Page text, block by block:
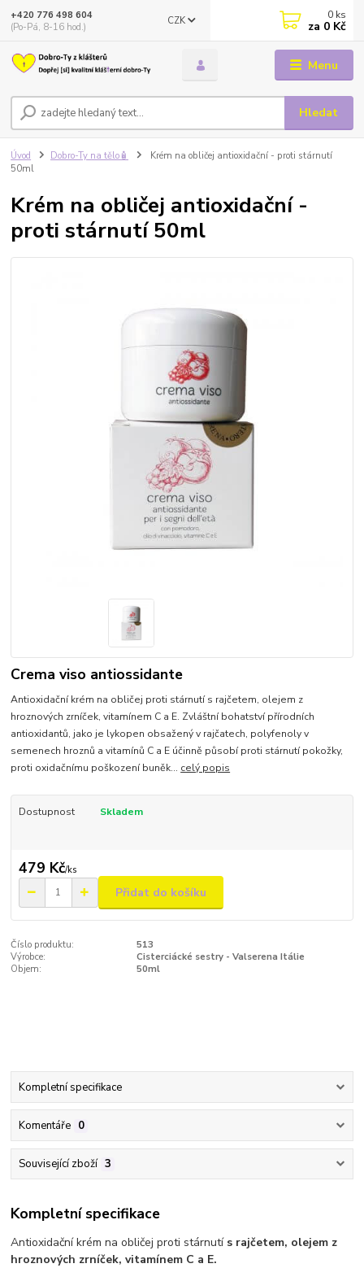
Menu
CZK
Hledat
+420 776 498 604
(Po-Pá, 8-16 hod.)
0 ks
za 0 Kč
Úvod Dobro-Ty na tělo🧴
Krém na obličej antioxidační - proti stárnutí
50ml
Krém na obličej antioxidační -
proti stárnutí 50ml
Crema viso antiossidante
Antioxidační krém na obličej proti stárnutí s rajčetem, olejem z
hroznových zrníček, vitamínem C a E. Zvláštní bohatství přírodních
antioxidantů, jako je lykopen obsažený v rajčatech, polyfenoly v
semenech hroznů a vitamínů C a E účinně působí proti stárnutí pokožky,
proti oxidačnímu poškození buněk... celý popis
Dostupnost Skladem
479 Kč/ks
Přidat do košíku
Číslo produktu:
513
Výrobce:
Cisterciácké sestry - Valserena Itálie
Objem:
50ml
Kompletní specifikace
Komentáře 0
Související zboží 3
Kompletní specifikace
Antioxidační krém na obličej proti stárnutí s rajčetem, olejem z
hroznových zrníček, vitamínem C a E.